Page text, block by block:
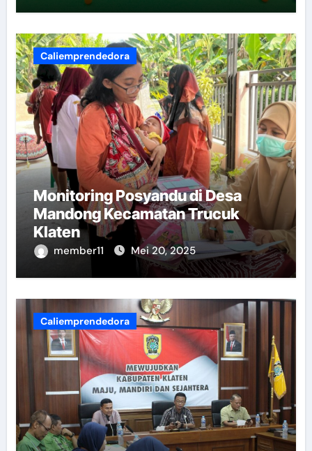
Caliemprendedora
Monitoring Posyandu di Desa
Mandong Kecamatan Trucuk
Klaten
member11 Mei 20, 2025
Caliemprendedora